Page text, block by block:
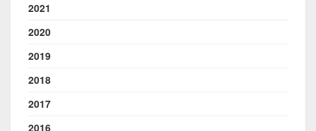
2021
2020
2019
2018
2017
2016